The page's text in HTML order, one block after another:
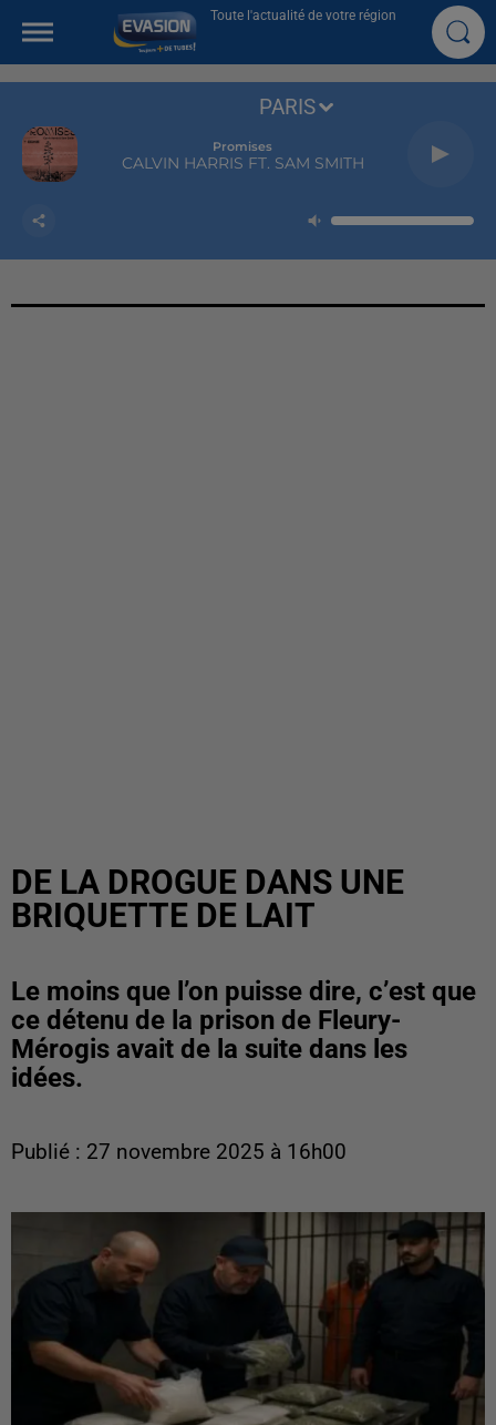
Toute l'actualité de votre région
Promises
CALVIN HARRIS FT. SAM SMITH
PARIS
DE LA DROGUE DANS UNE
BRIQUETTE DE LAIT
Le moins que l’on puisse dire, c’est que
ce détenu de la prison de Fleury-
Mérogis avait de la suite dans les
idées.
Publié : 27 novembre 2025 à 16h00